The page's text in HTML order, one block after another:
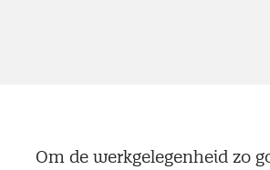
Om de werkgelegenheid zo